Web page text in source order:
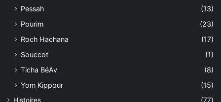
Pessah
(13)
Pourim
(23)
Roch Hachana
(17)
Souccot
(1)
Ticha BéAv
(8)
Yom Kippour
(15)
Histoires (77)